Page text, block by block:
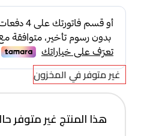
غير متوفر في المخزون
هذا المنتج غير متوفر